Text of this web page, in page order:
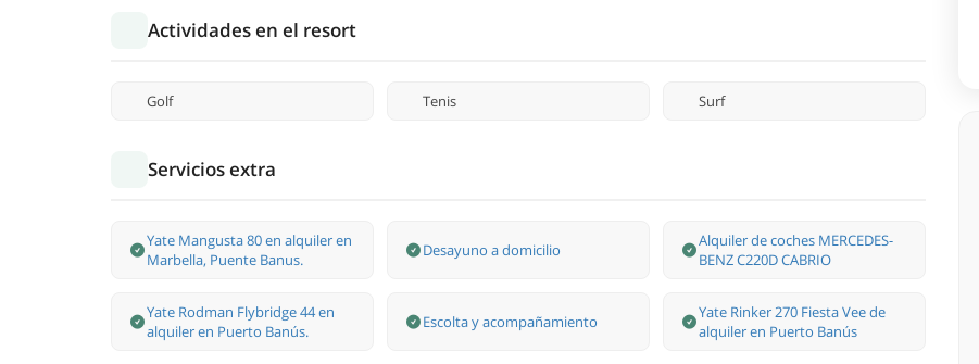
Actividades en el resort
Golf Tenis Surf
Servicios extra
Yate Mangusta 80 en alquiler en
Marbella, Puente Banus.
Desayuno a domicilio
Alquiler de coches MERCEDES-
BENZ C220D CABRIO
Yate Rodman Flybridge 44 en
alquiler en Puerto Banús.
Escolta y acompañamiento
Yate Rinker 270 Fiesta Vee de
alquiler en Puerto Banús